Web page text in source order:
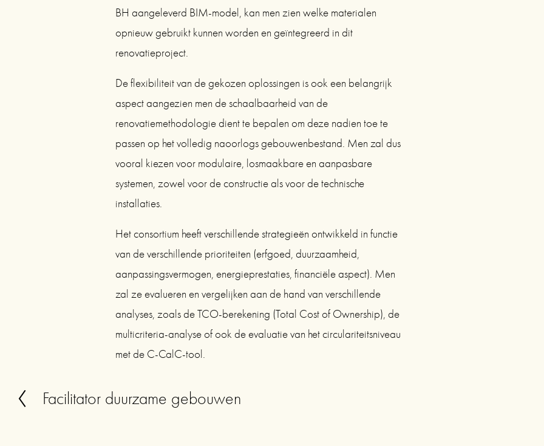
BH aangeleverd BIM-model, kan men zien welke materialen
opnieuw gebruikt kunnen worden en geïntegreerd in dit
renovatieproject.
De flexibiliteit van de gekozen oplossingen is ook een belangrijk
aspect aangezien men de schaalbaarheid van de
renovatiemethodologie dient te bepalen om deze nadien toe te
passen op het volledig naoorlogs gebouwenbestand. Men zal dus
vooral kiezen voor modulaire, losmaakbare en aanpasbare
systemen, zowel voor de constructie als voor de technische
installaties.
Het consortium heeft verschillende strategieën ontwikkeld in functie
van de verschillende prioriteiten (erfgoed, duurzaamheid,
aanpassingsvermogen, energieprestaties, financiële aspect). Men
zal ze evalueren en vergelijken aan de hand van verschillende
analyses, zoals de TCO-berekening (Total Cost of Ownership), de
multicriteria-analyse of ook de evaluatie van het circulariteitsniveau
met de C-CalC-tool.
V
Facilitator duurzame gebouwen